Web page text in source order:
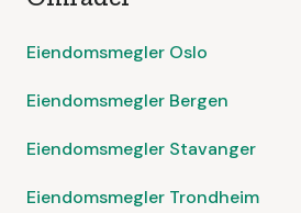
Eiendomsmegler Oslo
Eiendomsmegler Bergen
Eiendomsmegler Stavanger
Eiendomsmegler Trondheim